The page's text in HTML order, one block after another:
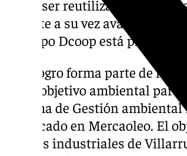
poder ser reutilizados y/o
permite a su vez avanzar en
el Grupo Dcoop está
Este logro forma parte de la
como objetivo ambiental
Sistema de Gestión ambiental
certificado en Mercaoleo. El
centros industriales de